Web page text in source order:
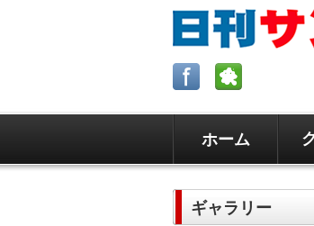
ホーム
ロサンゼルスの求人
日刊サンはロサンゼ
毎週木曜5時更新。
ギャラリー